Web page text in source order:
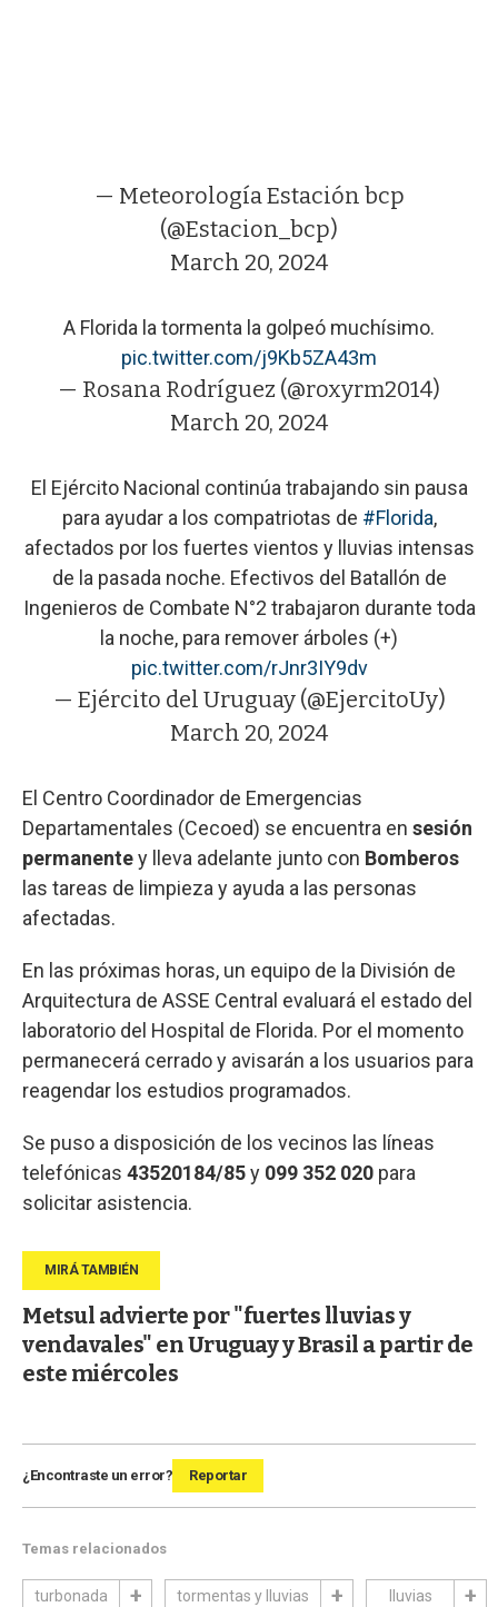
— Meteorología Estación bcp
(@Estacion_bcp)
March 20, 2024
A Florida la tormenta la golpeó muchísimo.
pic.twitter.com/j9Kb5ZA43m
— Rosana Rodríguez (@roxyrm2014)
March 20, 2024
El Ejército Nacional continúa trabajando sin pausa
para ayudar a los compatriotas de #Florida,
afectados por los fuertes vientos y lluvias intensas
de la pasada noche. Efectivos del Batallón de
Ingenieros de Combate N°2 trabajaron durante toda
la noche, para remover árboles (+)
pic.twitter.com/rJnr3IY9dv
— Ejército del Uruguay (@EjercitoUy)
March 20, 2024
El Centro Coordinador de Emergencias
Departamentales (Cecoed) se encuentra en sesión
permanentey lleva adelante junto con Bomberos
las tareas de limpieza y ayuda a las personas
afectadas.
En las próximas horas, un equipo de la División de
Arquitectura de ASSE Central evaluará el estado del
laboratorio del Hospital de Florida. Por el momento
permanecerá cerrado y avisarán a los usuarios para
reagendar los estudios programados.
Se puso a disposición de los vecinos las líneas
telefónicas 43520184/85y 099 352 020 para
solicitar asistencia.
Metsul advierte por "fuertes lluvias y
vendavales" en Uruguay y Brasil a partir de
este miércoles
¿Encontraste un error? Reportar
Temas relacionados
turbonada tormentas y lluvias lluvias